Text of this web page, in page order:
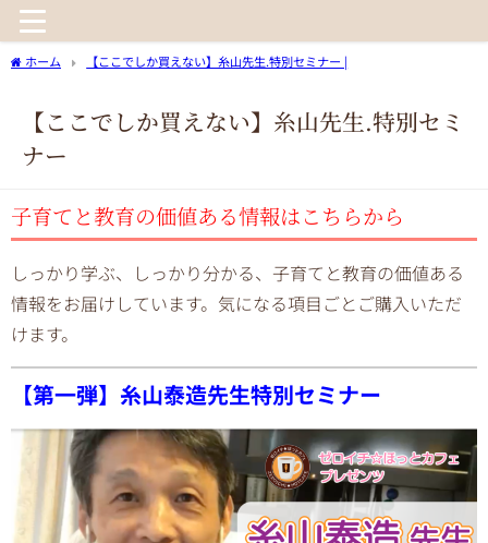
ホーム 【ここでしか買えない】糸山先生.特別セミナー |
【ここでしか買えない】糸山先生.特別セミ
ナー
子育てと教育の価値ある情報はこちらから
しっかり学ぶ、しっかり分かる、子育てと教育の価値ある
情報をお届けしています。気になる項目ごとご購入いただ
けます。
【第一弾】糸山泰造先生特別セミナー